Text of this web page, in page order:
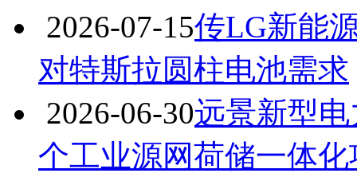
2026-07-15传LG新能
对特斯拉圆柱电池需求
2026-06-30远景新型
个工业源网荷储一体化